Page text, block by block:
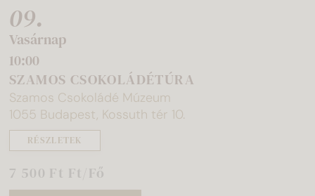
09.
Vasárnap
10:00
SZAMOS CSOKOLÁDÉTÚRA
Szamos Csokoládé Múzeum
1055 Budapest, Kossuth tér 10.
RÉSZLETEK
7 500 Ft Ft/Fő